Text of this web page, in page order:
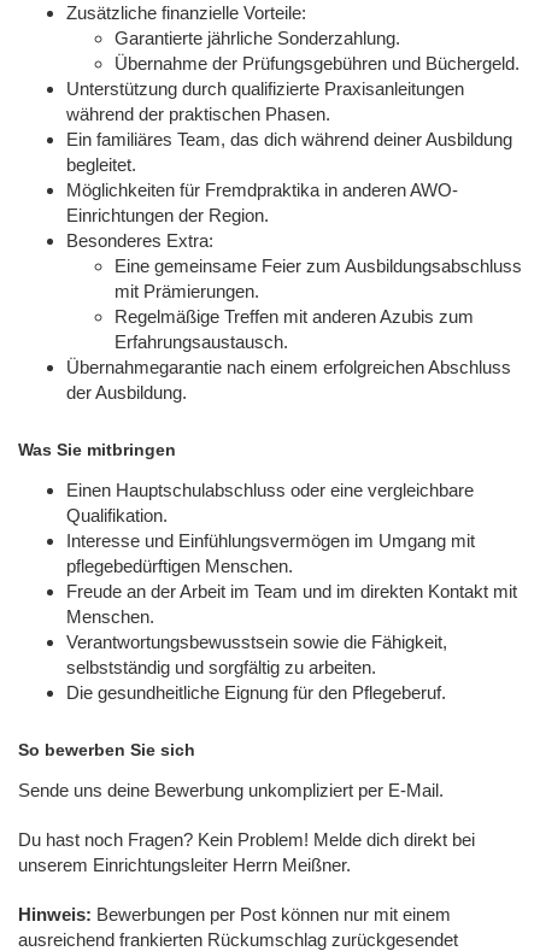
Zusätzliche finanzielle Vorteile:
Garantierte jährliche Sonderzahlung.
Übernahme der Prüfungsgebühren und Büchergeld.
Unterstützung durch qualifizierte Praxisanleitungen
während der praktischen Phasen.
Ein familiäres Team, das dich während deiner Ausbildung
begleitet.
Möglichkeiten für Fremdpraktika in anderen AWO-
Einrichtungen der Region.
Besonderes Extra:
Eine gemeinsame Feier zum Ausbildungsabschluss
mit Prämierungen.
Regelmäßige Treffen mit anderen Azubis zum
Erfahrungsaustausch.
Übernahmegarantie nach einem erfolgreichen Abschluss
der Ausbildung.
Was Sie mitbringen
Einen Hauptschulabschluss oder eine vergleichbare
Qualifikation.
Interesse und Einfühlungsvermögen im Umgang mit
pflegebedürftigen Menschen.
Freude an der Arbeit im Team und im direkten Kontakt mit
Menschen.
Verantwortungsbewusstsein sowie die Fähigkeit,
selbstständig und sorgfältig zu arbeiten.
Die gesundheitliche Eignung für den Pflegeberuf.
So bewerben Sie sich
Sende uns deine Bewerbung unkompliziert per E-Mail.
Du hast noch Fragen? Kein Problem! Melde dich direkt bei
unserem Einrichtungsleiter Herrn Meißner.
Hinweis: Bewerbungen per Post können nur mit einem
ausreichend frankierten Rückumschlag zurückgesendet